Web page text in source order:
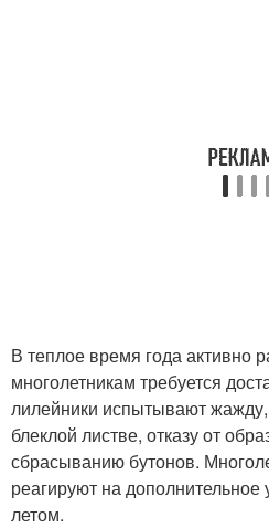
В теплое время года активно
многолетникам требуется
лилейники испытывают
блеклой листве, отказу от
сбрасыванию бутонов.
реагируют на
летом.